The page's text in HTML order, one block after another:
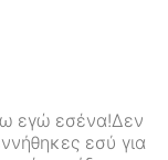
εγώ εσένα!Δεν
εσύ για